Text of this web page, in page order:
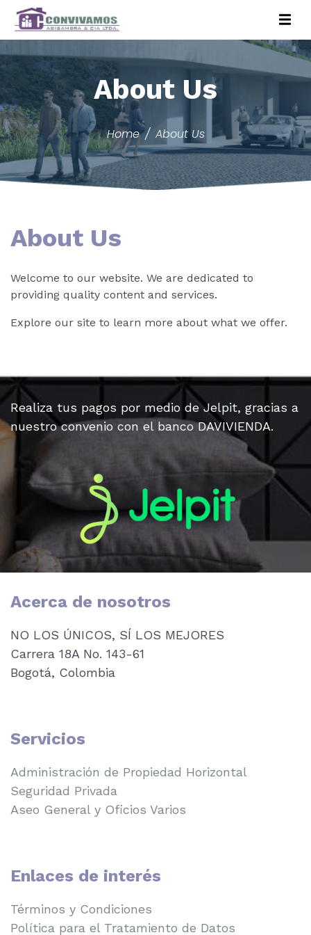
About Us
Home About Us
About Us
Welcome to our website. We are dedicated to
providing quality content and services.
Explore our site to learn more about what we offer.
Realiza tus pagos por medio de Jelpit, gracias a
nuestro convenio con el banco DAVIVIENDA.
Acerca de nosotros
NO LOS ÚNICOS, SÍ LOS MEJORES
Carrera 18A No. 143-61
Bogotá, Colombia
Servicios
Administración de Propiedad Horizontal
Seguridad Privada
Aseo General y Oficios Varios
Enlaces de interés
Términos y Condiciones
Política para el Tratamiento de Datos